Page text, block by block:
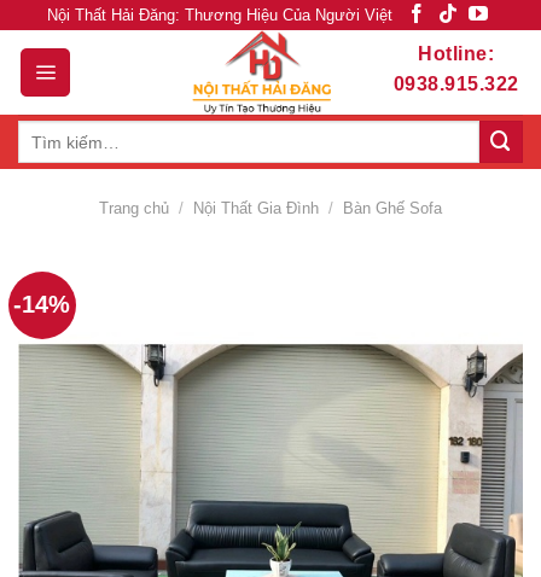
content
Nội Thất Hải Đăng: Thương Hiệu Của Người Việt
Hotline:
0938.915.322
Trang chủ / Nội Thất Gia Đình / Bàn Ghế Sofa
-14%